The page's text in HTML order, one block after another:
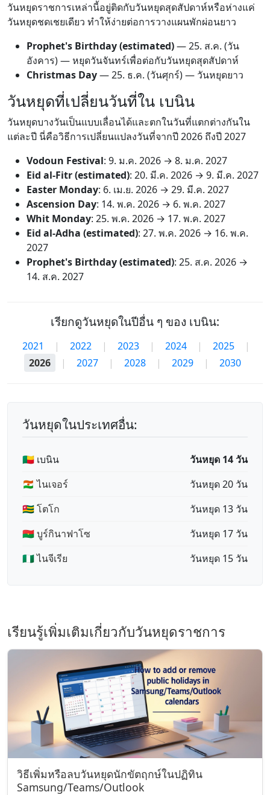
วันหยุดราชการเหล่านี้อยู่ติดกับวันหยุดสุดสัปดาห์หรือห่างแค่
วันหยุดชดเชยเดียว ทำให้ง่ายต่อการวางแผนพักผ่อนยาว
Prophet's Birthday (estimated)—25. ส.ค. (วัน
อังคาร) — หยุดวันจันทร์เพื่อต่อกับวันหยุดสุดสัปดาห์
Christmas Day—25. ธ.ค. (วันศุกร์) — วันหยุดยาว
วันหยุดที่เปลี่ยนวันที่ใน เบนิน
วันหยุดบางวันเป็นแบบเลื่อนได้และตกในวันที่แตกต่างกันใน
แต่ละปี นี่คือวิธีการเปลี่ยนแปลงวันที่จากปี 2026 ถึงปี 2027
Vodoun Festival: 9. ม.ค. 2026 → 8. ม.ค. 2027
Eid al-Fitr (estimated): 20. มี.ค. 2026 → 9. มี.ค. 2027
Easter Monday: 6. เม.ย. 2026 → 29. มี.ค. 2027
Ascension Day: 14. พ.ค. 2026 → 6. พ.ค. 2027
Whit Monday: 25. พ.ค. 2026 → 17. พ.ค. 2027
Eid al-Adha (estimated): 27. พ.ค. 2026 → 16. พ.ค.
2027
Prophet's Birthday (estimated): 25. ส.ค. 2026 →
14. ส.ค. 2027
เรียกดูวันหยุดในปีอื่น ๆ ของ เบนิน:
2021 | 2022 | 2023 | 2024 | 2025
|
2026
| 2027 | 2028 | 2029 | 2030
วันหยุดในประเทศอื่น:
🇧🇯 เบนิน
วันหยุด 14 วัน
🇳🇪 ไนเจอร์
วันหยุด 20 วัน
🇹🇬 โตโก
วันหยุด 13 วัน
🇧🇫 บูร์กินาฟาโซ
วันหยุด 17 วัน
🇳🇬 ไนจีเรีย
วันหยุด 15 วัน
เรียนรู้เพิ่มเติมเกี่ยวกับวันหยุดราชการ
วิธีเพิ่มหรือลบวันหยุดนักขัตฤกษ์ในปฏิทิน
Samsung/Teams/Outlook